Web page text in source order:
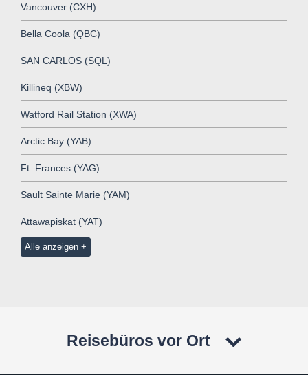
Vancouver (CXH)
Bella Coola (QBC)
SAN CARLOS (SQL)
Killineq (XBW)
Watford Rail Station (XWA)
Arctic Bay (YAB)
Ft. Frances (YAG)
Sault Sainte Marie (YAM)
Attawapiskat (YAT)
Alle anzeigen
Reisebüros vor Ort